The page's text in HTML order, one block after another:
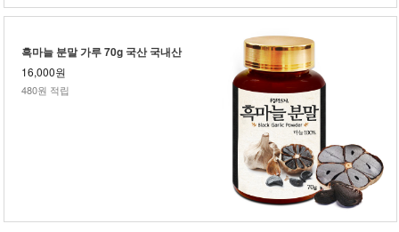
흑마늘 분말 가루 70g 국산 국내산
16,000원
480원 적립